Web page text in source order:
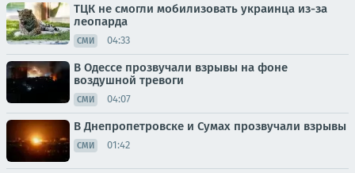
ТЦК не смогли мобилизовать украинца из-за
леопарда
СМИ 04:33
В Одессе прозвучали взрывы на фоне
воздушной тревоги
СМИ 04:07
В Днепропетровске и Сумах прозвучали взрывы
СМИ 01:42